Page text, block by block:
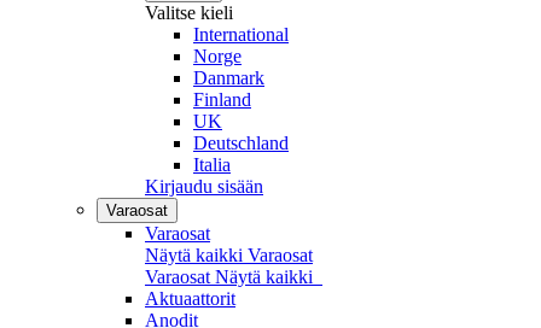
Valitse kieli
International
Norge
Danmark
Finland
UK
Deutschland
Italia
Kirjaudu sisään
Varaosat
Varaosat
Näytä kaikki Varaosat
Varaosat Näytä kaikki
Aktuaattorit
Anodit